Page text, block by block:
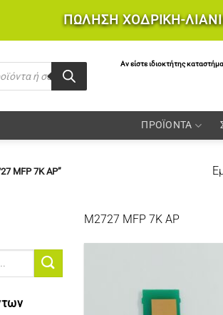
ΠΩΛΗΣΗ ΧΟΔΡΙΚΗ-
Αν είστε ιδιοκτήτης
ΠΡΟΪΟΝΤΑ
MFP 7K AP”
M2727 MFP 7K AP